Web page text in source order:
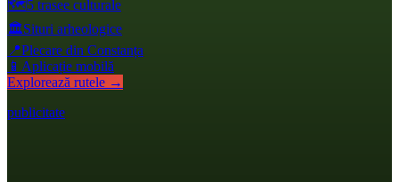
🗺️5 trasee culturale
🏛️Situri arheologice
📍Plecare din Constanța
📱 Aplicație mobilă
Explorează rutele →
publicitate